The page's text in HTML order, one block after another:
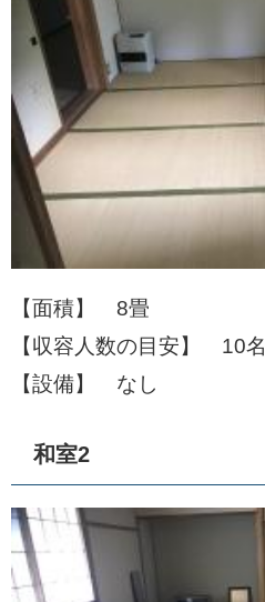
【面積】 8畳
【収容人数の目安】 10名
【設備】 なし
和室2